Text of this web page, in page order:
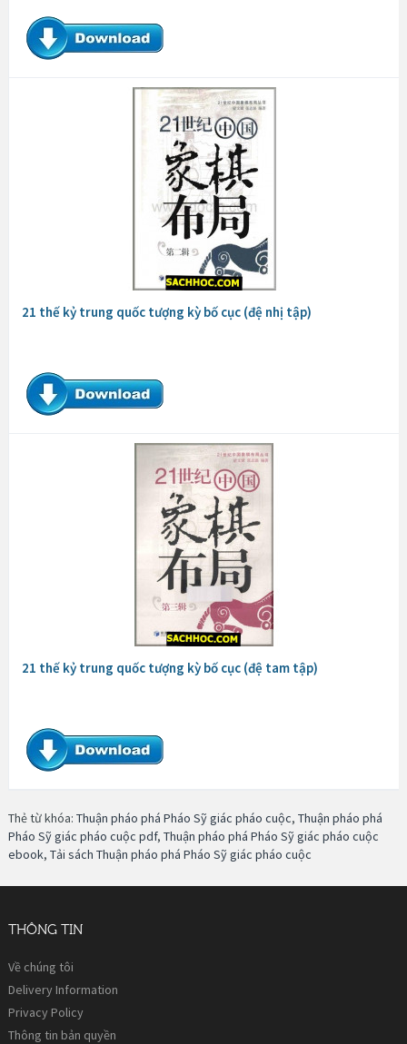
21 thế kỷ trung quốc tượng kỳ bố cục (đệ nhị tập)
21 thế kỷ trung quốc tượng kỳ bố cục (đệ tam tập)
Thẻ từ khóa: Thuận pháo phá Pháo Sỹ giác pháo cuộc, Thuận pháo phá
Pháo Sỹ giác pháo cuộc pdf, Thuận pháo phá Pháo Sỹ giác pháo cuộc
ebook, Tải sách Thuận pháo phá Pháo Sỹ giác pháo cuộc
THÔNG TIN
Về chúng tôi
Delivery Information
Privacy Policy
Thông tin bản quyền